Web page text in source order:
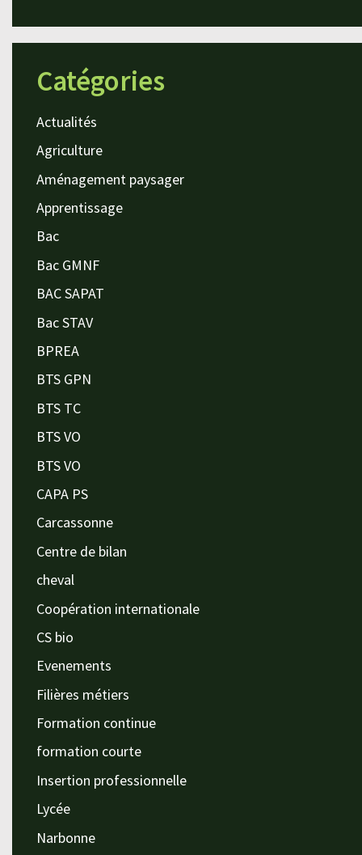
Catégories
Actualités
Agriculture
Aménagement paysager
Apprentissage
Bac
Bac GMNF
BAC SAPAT
Bac STAV
BPREA
BTS GPN
BTS TC
BTS VO
BTS VO
CAPA PS
Carcassonne
Centre de bilan
cheval
Coopération internationale
CS bio
Evenements
Filières métiers
Formation continue
formation courte
Insertion professionnelle
Lycée
Narbonne